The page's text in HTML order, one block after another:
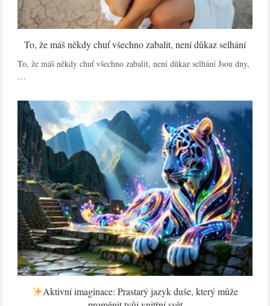
To, že máš někdy chuť všechno zabalit, není důkaz selhání
To, že máš někdy chuť všechno zabalit, není důkaz selhání Jsou dny,
…
Aktivní imaginace: Prastarý jazyk duše, který může